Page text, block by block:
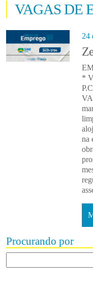
VAGAS DE
24
*
na
Procurando por